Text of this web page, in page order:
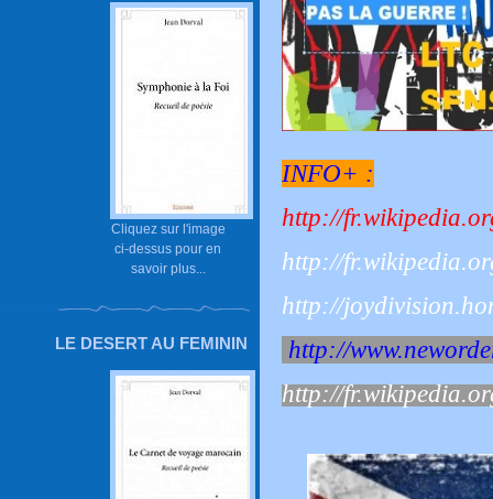
Cliquez sur l'image
ci-dessus pour en
savoir plus...
LE DESERT AU FEMININ
INFO+ :
http://
http://
http://
http://
http://